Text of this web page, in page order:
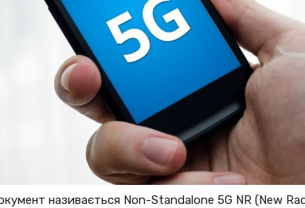
називається Non-Standalone 5G NR (New